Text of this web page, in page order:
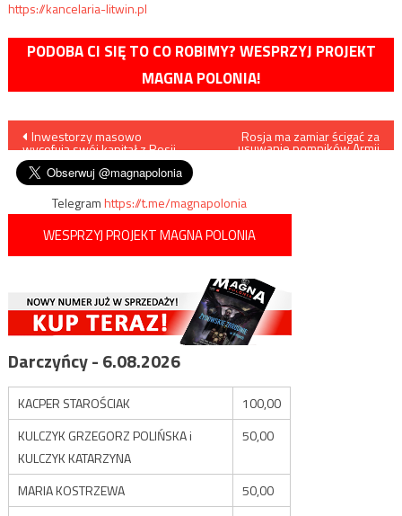
https://kancelaria-litwin.pl
PODOBA CI SIĘ TO CO ROBIMY? WESPRZYJ PROJEKT
MAGNA POLONIA!
Nawigacja
wpisu
Inwestorzy masowo
wycofują swój kapitał z Rosji
Rosja ma zamiar ścigać za
usuwanie pomników Armii
Telegramhttps://t.me/magnapolonia
WESPRZYJ PROJEKT MAGNA POLONIA
Darczyńcy - 6.08.2026
KACPER STAROŚCIAK
100,00
KULCZYK GRZEGORZ POLIŃSKA i
KULCZYK KATARZYNA
50,00
MARIA KOSTRZEWA
50,00